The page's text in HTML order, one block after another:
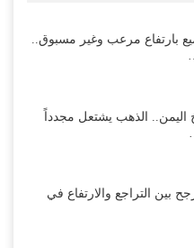
بارتفاع مرعب وغير مسبوق..
اليمن.. الذهب يشتعل مجدداً
بين التراجع والارتفاع في